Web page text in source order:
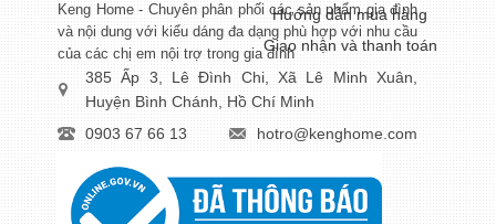
Keng Home - Chuyên phân phối các sản phẩm gia đình
và nội dung với kiểu dáng đa dạng phù hợp với nhu cầu
của các chị em nội trợ trong gia đình
385 Ấp 3, Lê Đình Chi, Xã Lê Minh Xuân,
Huyện Bình Chánh, Hồ Chí Minh
0903 67 66 13
hotro@kenghome.com
Hướng dẫn mua hàng
Giao nhận và thanh toán